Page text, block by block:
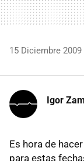
15 Diciembre 2009
Igor
Es hora de
para estas